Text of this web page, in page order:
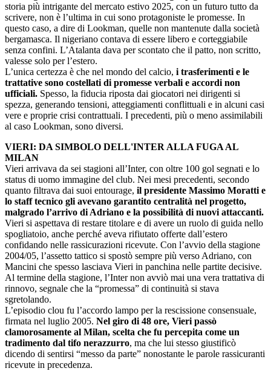
storia più intrigante del mercato estivo 2025, con un futuro tutto da
scrivere, non è l’ultima in cui sono protagoniste le promesse. In
questo caso, a dire di Lookman, quelle non mantenute dalla società
bergamasca. Il nigeriano contava di essere libero e corteggiabile
senza confini. L’Atalanta dava per scontato che il patto, non scritto,
valesse solo per l’estero.
L’unica certezza è che nel mondo del calcio, i trasferimenti e le
trattative sono costellati di promesse verbali e accordi non
ufficiali. Spesso, la fiducia riposta dai giocatori nei dirigenti si
spezza, generando tensioni, atteggiamenti conflittuali e in alcuni casi
vere e proprie crisi contrattuali. I precedenti, più o meno assimilabili
al caso Lookman, sono diversi.
VIERI: DA SIMBOLO DELL'INTER ALLA FUGA AL
MILAN
Vieri arrivava da sei stagioni all’Inter, con oltre 100 gol segnati e lo
status di uomo immagine del club. Nei mesi precedenti, secondo
quanto filtrava dai suoi entourage, il presidente Massimo Moratti e
lo staff tecnico gli avevano garantito centralità nel progetto,
malgrado l’arrivo di Adriano e la possibilità di nuovi attaccanti.
Vieri si aspettava di restare titolare e di avere un ruolo di guida nello
spogliatoio, anche perché aveva rifiutato offerte dall’estero
confidando nelle rassicurazioni ricevute. Con l’avvio della stagione
2004/05, l’assetto tattico si spostò sempre più verso Adriano, con
Mancini che spesso lasciava Vieri in panchina nelle partite decisive.
Al termine della stagione, l’Inter non avviò mai una vera trattativa di
rinnovo, segnale che la “promessa” di continuità si stava
sgretolando.
L’episodio clou fu l’accordo lampo per la rescissione consensuale,
firmata nel luglio 2005. Nel giro di 48 ore, Vieri passò
clamorosamente al Milan, scelta che fu percepita come un
tradimento dal tifo nerazzurro, ma che lui stesso giustificò
dicendo di sentirsi “messo da parte” nonostante le parole rassicuranti
ricevute in precedenza.